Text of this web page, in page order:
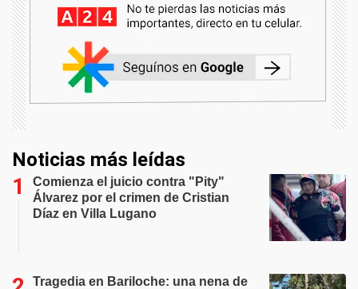
Noticias más leídas
Comienza el juicio contra "Pity"
Álvarez por el crimen de Cristian
Díaz en Villa Lugano
Tragedia en Bariloche: una nena de